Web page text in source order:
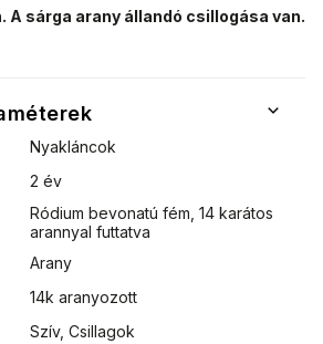
A sárga arany állandó csillogása van.
Nyakláncok
2 év
Ródium bevonatú fém 14 karátos
arannyal futtatva
Arany
14k aranyozott
Szív, Csillagok